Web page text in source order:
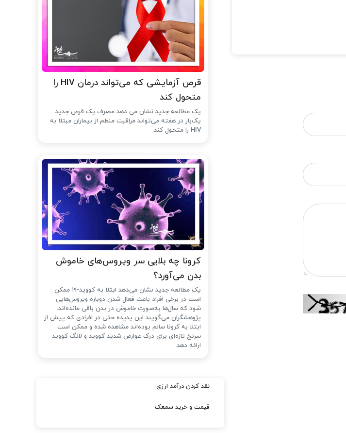
قرص آزمایشی که می‌تواند درمان HIV را
متحول کند
یک مطالعه جدید نشان می دهد مصرف یک قرص جدید
یک‌بار در هفته می‌تواند مراقبت منظم از بیماران مبتلا به
HIV را متحول کند.
کرونا چه بلایی سر ویروس‌های خاموش
بدن می‌آورد؟
یک مطالعه جدید نشان می‌دهد ابتلا به کووید-۱۹ ممکن
است در برخی افراد باعث فعال شدن دوباره ویروس‌هایی
شود که سال‌ها به‌صورت خاموش در بدن باقی مانده‌اند.
پژوهشگران می‌گویند این پدیده حتی در افرادی که پیش از
ابتلا به کرونا سالم بوده‌اند مشاهده شده و ممکن است
سرنخ تازه‌ای برای درک عوارض شدید کووید و لانگ کووید
ارائه دهد.
نقد کردن درآمد ارزی
قیمت و خرید سمعک